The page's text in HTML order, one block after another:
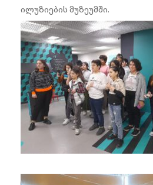
ილუზიების მუზეუმში.